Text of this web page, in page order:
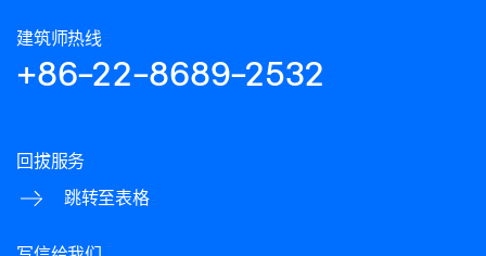
建筑师热线
+86-22-8689-2532
回拔服务
跳转至表格